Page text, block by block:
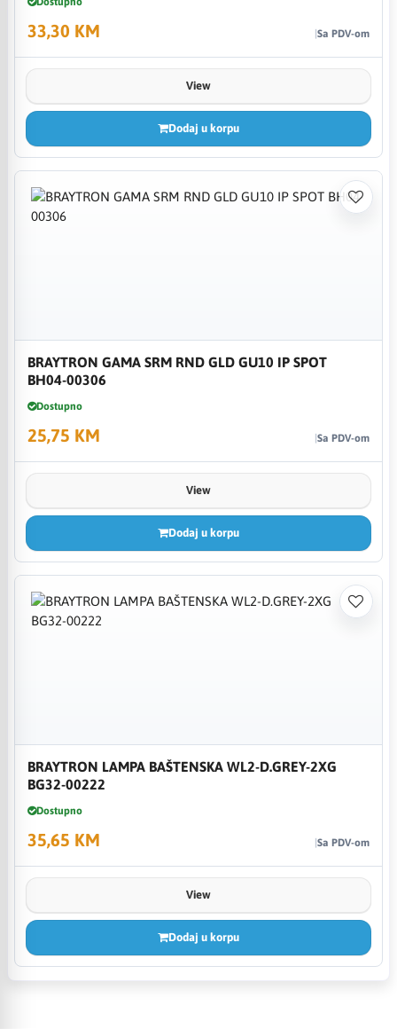
33,30 KM Sa PDV-om
View
Dodaj u korpu
BRAYTRON GAMA SRM RND GLD GU10 IP SPOT
BH04-00306
Dostupno
25,75 KM Sa PDV-om
View
Dodaj u korpu
BRAYTRON LAMPA BAŠTENSKA WL2-D.GREY-2XG
BG32-00222
Dostupno
35,65 KM Sa PDV-om
View
Dodaj u korpu